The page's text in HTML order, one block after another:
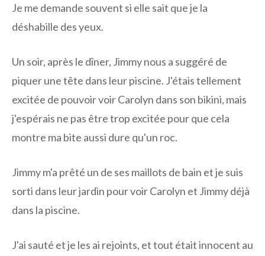
Je me demande souvent si elle sait que je la
déshabille des yeux.
Un soir, après le dîner, Jimmy nous a suggéré de
piquer une tête dans leur piscine. J'étais tellement
excitée de pouvoir voir Carolyn dans son bikini, mais
j'espérais ne pas être trop excitée pour que cela
montre ma bite aussi dure qu'un roc.
Jimmy m'a prêté un de ses maillots de bain et je suis
sorti dans leur jardin pour voir Carolyn et Jimmy déjà
dans la piscine.
J'ai sauté et je les ai rejoints, et tout était innocent au